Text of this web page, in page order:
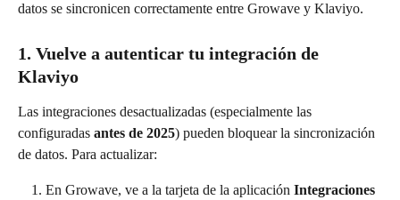
datos se sincronicen correctamente entre Growave y Klaviyo.
1. Vuelve a autenticar tu integración de
Klaviyo
Las integraciones desactualizadas (especialmente las
configuradas antes de 2025) pueden bloquear la sincronización
de datos. Para actualizar:
En Growave, ve a la tarjeta de la aplicación Integraciones